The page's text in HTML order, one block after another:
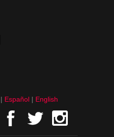
Español English